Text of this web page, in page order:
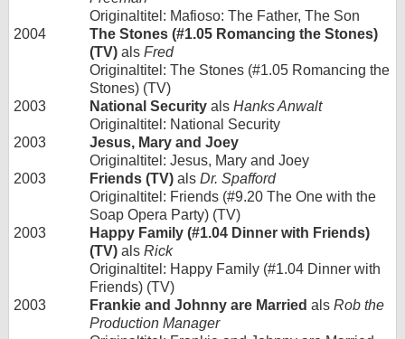
Originaltitel: Mafioso: The Father, The Son
2004
The Stones (#1.05 Romancing the Stones)
(TV) als Fred
Originaltitel: The Stones (#1.05 Romancing the
Stones) (TV)
2003
National Security als Hanks Anwalt
Originaltitel: National Security
2003
Jesus, Mary and Joey
Originaltitel: Jesus, Mary and Joey
2003
Friends (TV) als Dr. Spafford
Originaltitel: Friends (#9.20 The One with the
Soap Opera Party) (TV)
2003
Happy Family (#1.04 Dinner with Friends)
(TV) als Rick
Originaltitel: Happy Family (#1.04 Dinner with
Friends) (TV)
2003
Frankie and Johnny are Married als Rob the
Production Manager